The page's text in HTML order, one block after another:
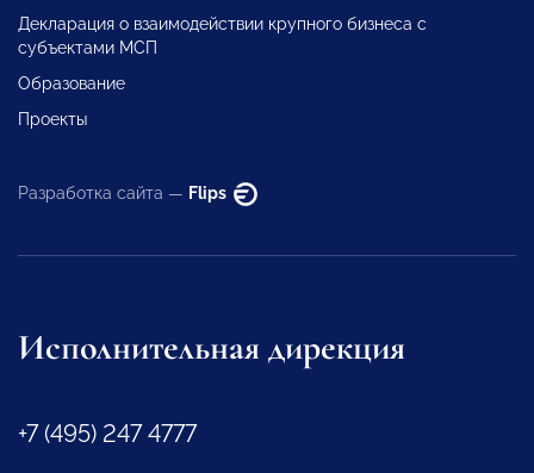
Декларация о взаимодействии крупного бизнеса с
субъектами МСП
Образование
Проекты
Разработка сайта — Flips
Исполнительная дирекция
+7 (495) 247 4777